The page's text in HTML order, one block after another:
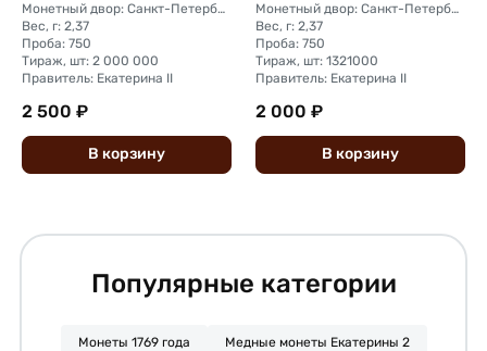
Монетный двор: Санкт-Петербургский монетный двор
Вес, г: 2,37
Проба: 750
Тираж, шт: 2 000 000
Правитель: Екатерина II
2 500 ₽
В корзину
Монетный двор: Санкт-Петербургский монетный двор
Вес, г: 2,37
Проба: 750
Тираж, шт: 1321000
Правитель: Екатерина II
2 000 ₽
В корзину
Популярные категории
Монеты 1769 года Медные монеты Екатерины 2